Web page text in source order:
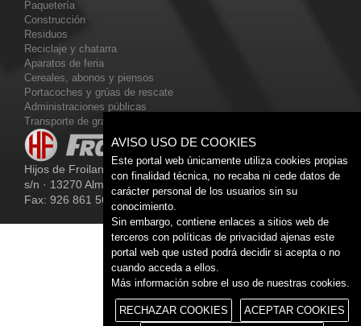
Paquetería
Construcción
Residuos
Reciclaje y chatarra
Aparatos de feria
Cereales, abonos y piensos
Portacoches y grúas de rescate
Administraciones públicas
Transporte de gran tonelaje
Hijos de Froilan Fernández, S.A · Carretera de Valdepeñas,
s/n · 13270 Almagro (Ciudad Real) · Teléfono: 926 860 208 ·
Fax: 926 861 566
AVISO USO DE COOKIES
Este portal web únicamente utiliza cookies propias
con finalidad técnica, no recaba ni cede datos de
carácter personal de los usuarios sin su
conocimiento.
Sin embargo, contiene enlaces a sitios web de
terceros con políticas de privacidad ajenas este
portal web que usted podrá decidir si acepta o no
cuando acceda a ellos.
Más información sobre el uso de nuestras cookies.
RECHAZAR COOKIES ACEPTAR COOKIES